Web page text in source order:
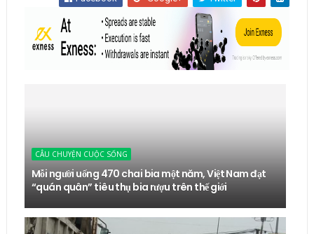
CÂU CHUYỆN CUỘC SỐNG
Mỗi người uống 470 chai bia một năm, Việt Nam đạt
“quán quân” tiêu thụ bia rượu trên thế giới